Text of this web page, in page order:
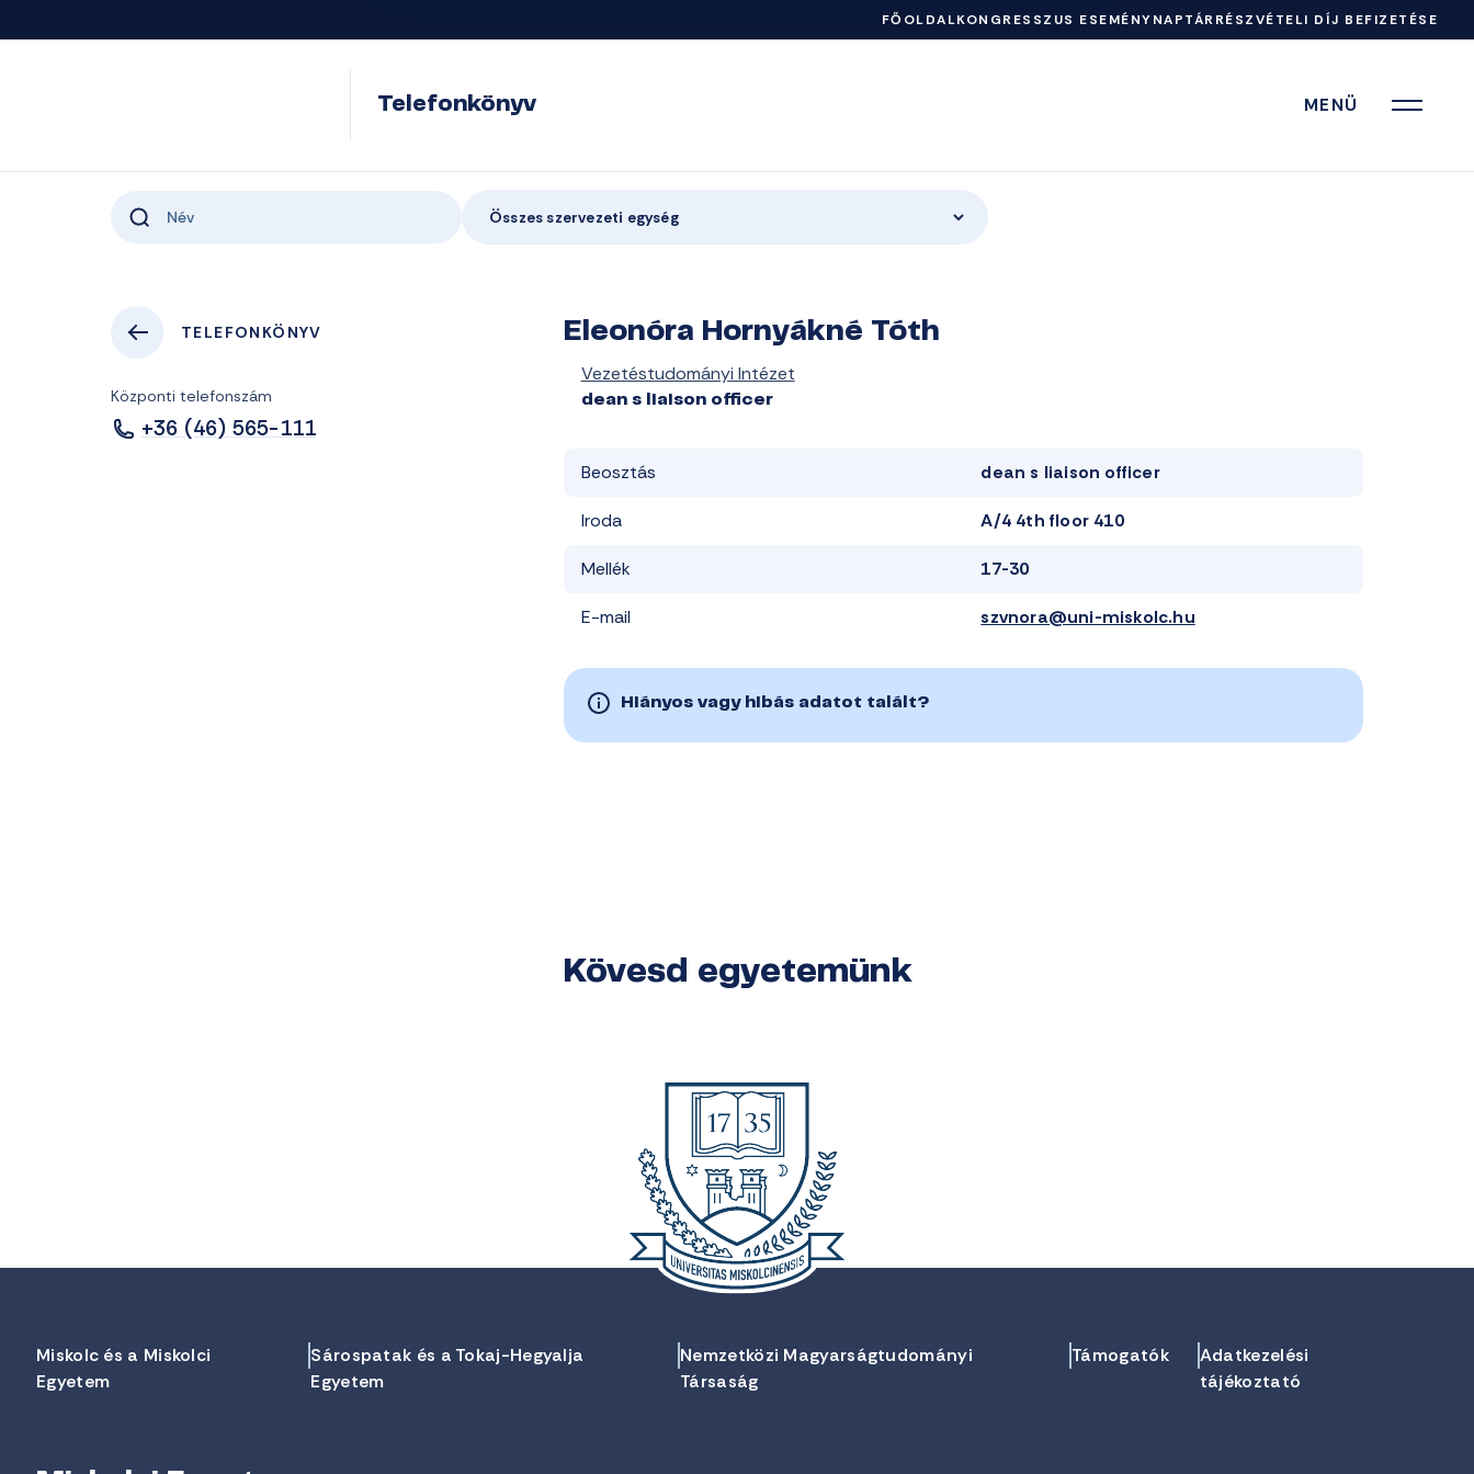
FŐOLDALKONGRESSZUS ESEMÉNYNAPTÁRRÉSZVÉTELI DÍJ BEFIZETÉSE
Telefonkönyv MENÜ
Összes szervezeti egység
TELEFONKÖNYV
Központi telefonszám
+36 (46) 565-111
Eleonóra Hornyákné Tóth
Vezetéstudományi Intézet
dean s liaison officer
Beosztás dean s liaison officer
Iroda A/4 4th floor 410
Mellék 17-30
E-mail szvnora@uni-miskolc.hu
Hiányos vagy hibás adatot talált?
Kövesd egyetemünk
Miskolc és a Miskolci
Egyetem
Sárospatak és a Tokaj-Hegyalja
Egyetem
Nemzetközi Magyarságtudományi
Társaság
Támogatók
Adatkezelési
tájékoztató